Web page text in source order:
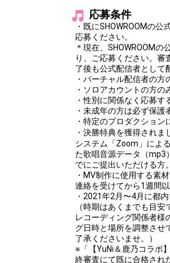
応募条件
・既にSHOWROOMの公
応募ください。
＊現在、SHOWROOMの
り、ご応募ください。
了後も公式配信者として
・バーチャル配信者の方
・ソロアカウントの方の
・性別に関係なく応募す
・未成年の方は必ず保護
・特定のプロダクション
・決勝特典を獲得され
システム「Zoom」によ
た歌唱音源データ（mp3
でにご提出いただける方。
・MV制作に使用する素
連絡を受けてから1週間以
・2021年2月〜4月に都
（時期はあくまでも目
レコーディング関係者様
グ日時と場所を調整させ
了承くださいませ。）
※「【YuNi＆鹿乃コラボ
終審査にて既に合格され